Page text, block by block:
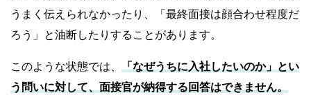
うまく伝えられなかったり、「最終面接は顔合わせ程度だ
ろう」と油断したりすることがあります。
このような状態では、
「なぜうちに入社したいのか」とい
う問いに対して、面接官が納得する回答はできません。